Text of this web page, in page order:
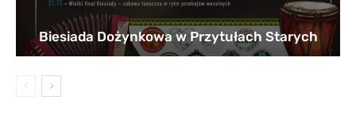
Biesiada Dożynkowa w Przytułach Starych